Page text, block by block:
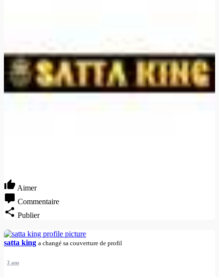
Aimer
Commentaire
Publier
satta king a changé sa couverture de profil
3 ans